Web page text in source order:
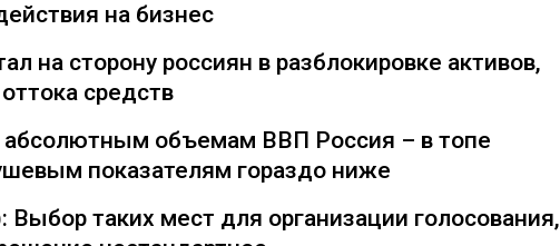
на бизнес
на сторону россиян в разблокировке активов,
средств
объемам ВВП Россия – в топе
показателям гораздо ниже
таких мест для организации голосования,